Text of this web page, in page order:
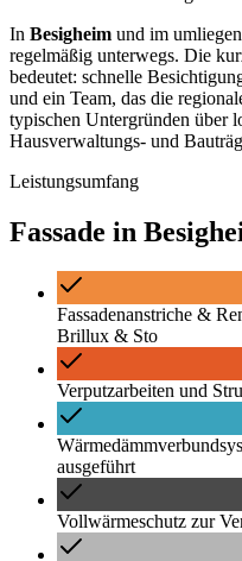
In Besigheim und im
regelmäßig unterwegs. Die
bedeutet: schnelle
und ein Team, das die
typischen Untergründen über
Hausverwaltungs- und
Leistungsumfang
Fassade in
Fassadenanstriche &
Brillux & Sto
Verputzarbeiten und
ausgeführt
Vollwärmeschutz zur